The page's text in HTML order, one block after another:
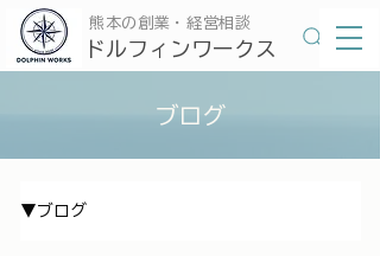
​ドルフィンワークス
​熊本の創業・経営相談
ブログ
▼ブログ